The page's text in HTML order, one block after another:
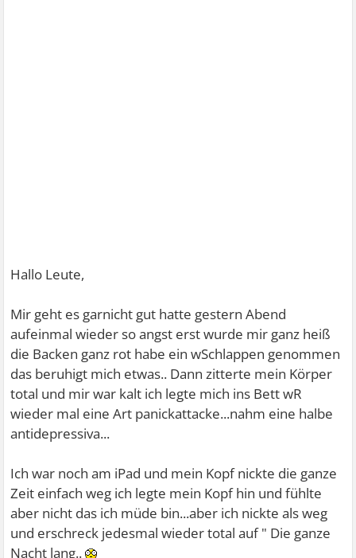
Hallo Leute,
Mir geht es garnicht gut hatte gestern Abend
aufeinmal wieder so angst erst wurde mir ganz heiß
die Backen ganz rot habe ein wSchlappen genommen
das beruhigt mich etwas.. Dann zitterte mein Körper
total und mir war kalt ich legte mich ins Bett wR
wieder mal eine Art panickattacke...nahm eine halbe
antidepressiva...
Ich war noch am iPad und mein Kopf nickte die ganze
Zeit einfach weg ich legte mein Kopf hin und fühlte
aber nicht das ich müde bin...aber ich nickte als weg
und erschreck jedesmal wieder total auf " Die ganze
Nacht lang..